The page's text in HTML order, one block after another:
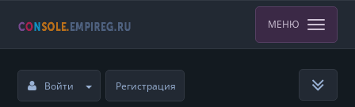
МЕНЮ
Войти Регистрация